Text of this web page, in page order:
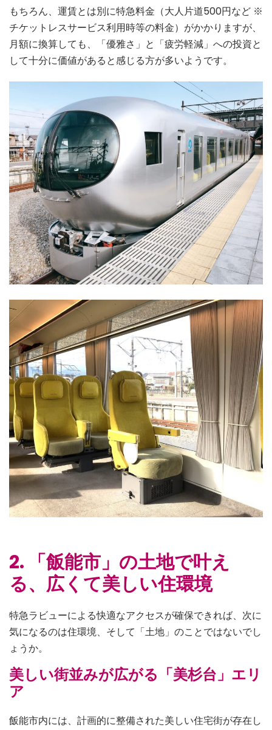
もちろん、運賃とは別に特急料金（大人片道500円など ※
チケットレスサービス利用時等の料金）がかかりますが、
月額に換算しても、「優雅さ」と「疲労軽減」への投資と
して十分に価値があると感じる方が多いようです。
2. 「飯能市」の土地で叶え
る、広くて美しい住環境
特急ラビューによる快適なアクセスが確保できれば、次に
気になるのは住環境、そして「土地」のことではないでし
ょうか。
美しい街並みが広がる「美杉台」エリ
ア
飯能市内には、計画的に整備された美しい住宅街が存在し